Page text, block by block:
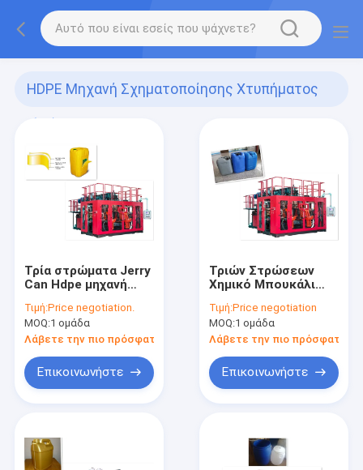
HDPE Μηχανή Σχηματοποίησης Χτυπήματος
Τρία στρώματα Jerry
Can Hdpe μηχανή
Τιμή:Price negotiation.
MOQ:1 ομάδα
Λάβετε την πιο πρόσφατη τιμή
Επικοινωνήστε
Τριών Στρώσεων
Χημικό Μπουκάλι
Μηχανή Φυσητής
Μορφοποίησης
Τιμή:Price negotiation
MOQ:1 ομάδα
Λάβετε την πιο πρόσφατη
Επικοινωνήστε